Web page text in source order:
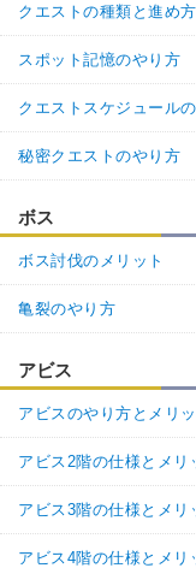
クエストの種類と進め方
スポット記憶のやり方
クエストスケジュール
秘密クエストのやり方
ボス
ボス討伐のメリット
亀裂のやり方
アビス
アビスのやり方とメリ
アビス2階の仕様とメリ
アビス3階の仕様とメリ
アビス4階の仕様とメリ